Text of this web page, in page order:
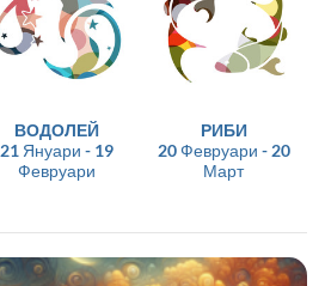
ВОДОЛЕЙ
21 Януари - 19
Февруари
РИБИ
20 Февруари - 20
Март